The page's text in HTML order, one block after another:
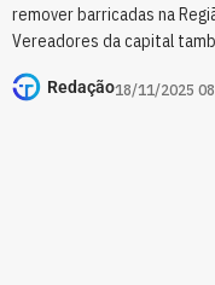
remover barricadas na
Vereadores da capital
Redação18/11/2025